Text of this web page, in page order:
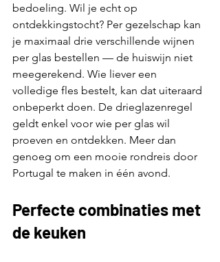
bedoeling. Wil je echt op
ontdekkingstocht? Per gezelschap kan
je maximaal drie verschillende wijnen
per glas bestellen — de huiswijn niet
meegerekend. Wie liever een
volledige fles bestelt, kan dat uiteraard
onbeperkt doen. De drieglazenregel
geldt enkel voor wie per glas wil
proeven en ontdekken. Meer dan
genoeg om een mooie rondreis door
Portugal te maken in één avond.
Perfecte combinaties met
de keuken